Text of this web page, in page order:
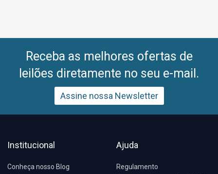
Receba as melhores ofertas de
leilões diretamente no seu e-mail.
Assine nossa Newsletter
Institucional
Conheça nosso Blog
Ajuda
Regulamento